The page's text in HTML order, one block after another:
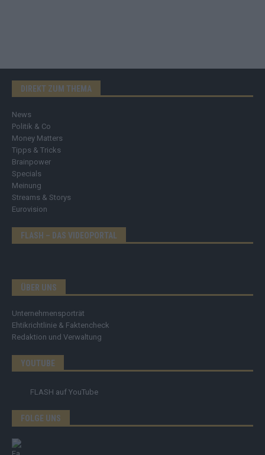
DIREKT ZUM THEMA
News
Politik & Co
Money Matters
Tipps & Tricks
Brainpower
Specials
Meinung
Streams & Storys
Eurovision
FLASH – DAS VIDEOPORTAL
ÜBER UNS
Unternehmensporträt
Ehtikrichtlinie & Faktencheck
Redaktion und Verwaltung
YOUTUBE
FLASH auf YouTube
FOLGE UNS